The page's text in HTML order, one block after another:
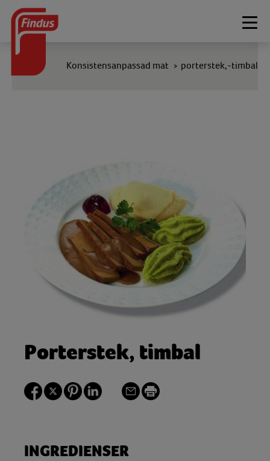
Konsistensanpassad mat > porterstek,-timbal
Porterstek, timbal
INGREDIENSER